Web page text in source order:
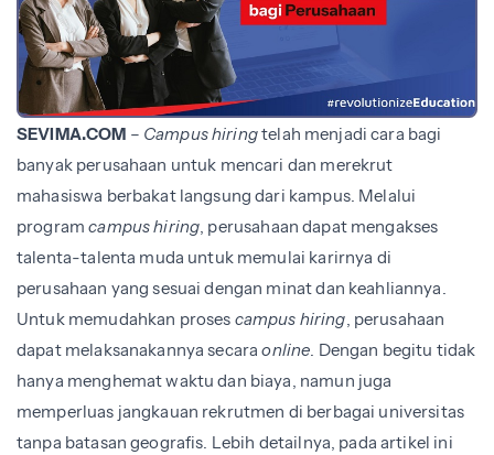
SEVIMA.COM – Campushiringtelah menjadi cara bagi
banyak perusahaan untuk mencari dan merekrut
mahasiswa berbakat langsung dari kampus. Melalui
programcampus hiring, perusahaan dapat mengakses
talenta-talenta muda untuk memulai karirnya di
perusahaan yang sesuai dengan minat dan keahliannya.
Untuk memudahkan proses campus hiring, perusahaan
dapat melaksanakannya secaraonline. Dengan begitu tidak
hanya menghemat waktu dan biaya, namun juga
memperluas jangkauan rekrutmen di berbagai universitas
tanpa batasan geografis. Lebih detailnya, pada artikel ini